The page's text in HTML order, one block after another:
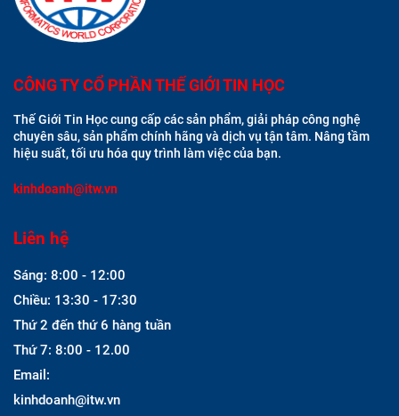
CÔNG TY CỔ PHẦN THẾ GIỚI TIN HỌC
Thế Giới Tin Học cung cấp các sản phẩm, giải pháp công nghệ
chuyên sâu, sản phẩm chính hãng và dịch vụ tận tâm. Nâng tầm
hiệu suất, tối ưu hóa quy trình làm việc của bạn.
kinhdoanh@itw.vn
Liên hệ
Sáng: 8:00 - 12:00
Chiều: 13:30 - 17:30
Thứ 2 đến thứ 6 hàng tuần
Thứ 7: 8:00 - 12.00
Email:
kinhdoanh@itw.vn